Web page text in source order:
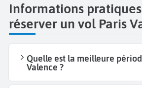
Informations
réserver un vol Paris
Quelle est la meilleure
Valence ?